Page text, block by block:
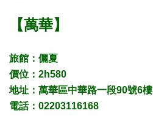
【萬華】
旅館：儷夏
價位：2h580
地址：萬華區中華路一段90號6樓
電話：02203116168